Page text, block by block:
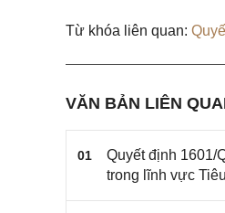
Từ khóa liên quan:
VĂN BẢN LIÊN
01
Quyết định 1601/
trong lĩnh vực